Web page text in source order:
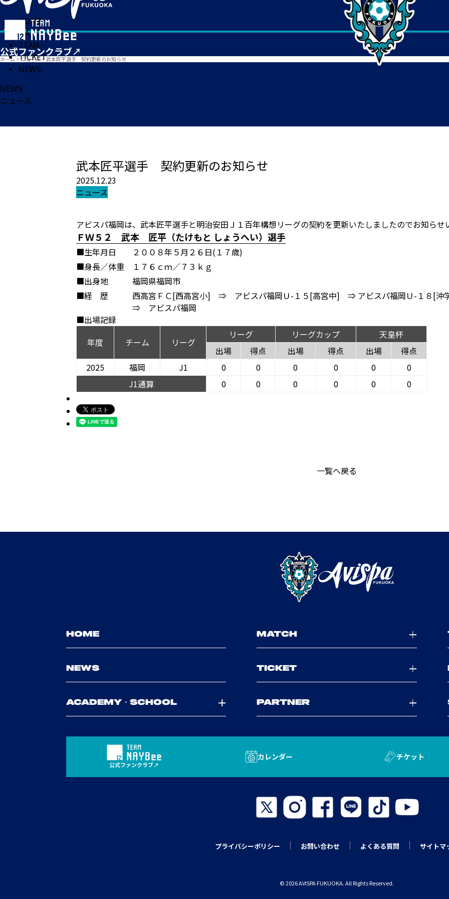
HOME
MATCH
TEAM
TICKET
NEWS
ホーム > ニュース> 武本匠平選手 契約更新のお知らせ
NEWS
ニュース
武本匠平選手 契約更新のお知らせ
2025.12.23
ニュース
アビスパ福岡は、武本匠平選手と明治安田Ｊ１百年構想リーグの契約を更新いたしましたのでお知らせ
ＦＷ５２ 武本 匠平（たけもと しょうへい）選手
■生年月日
２００８年５月２６日(１７歳)
■身長／体重
１７６ｃｍ／７３ｋｇ
■出身地
福岡県福岡市
■経 歴
西高宮ＦＣ[西高宮小] ⇒ アビスパ福岡Ｕ-１５[高宮中] ⇒ アビスパ福岡Ｕ-１８[沖
⇒ アビスパ福岡
■出場記録
年度
チーム リーグ
リーグ リーグカップ
天皇杯
出場
得点 出場 得点 出場
得点
2025
福岡 J1 0 0 0 0 0
0
J1通算
0 0 0 0 0 0
一覧へ戻る
HOME MATCH
NEWS TICKET
ACADEMY・SCHOOL PARTNER
公式ファンクラブ
カレンダー チケット
プライバシーポリシー お問い合わせ よくある質問 サイトマ
© 2026 AVISPA FUKUOKA. All Rights Reserved.